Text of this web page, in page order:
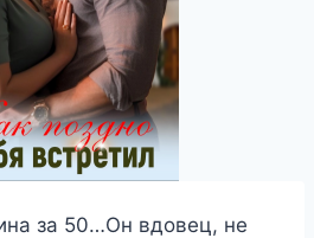
за 50…Он вдовец, не